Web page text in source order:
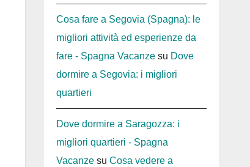
Cosa fare a Segovia (Spagna): le
migliori attività ed esperienze da
fare - Spagna Vacanzesu Dove
dormire a Segovia: i migliori
quartieri
Dove dormire a Saragozza: i
migliori quartieri - Spagna
Vacanzesu Cosa vedere a